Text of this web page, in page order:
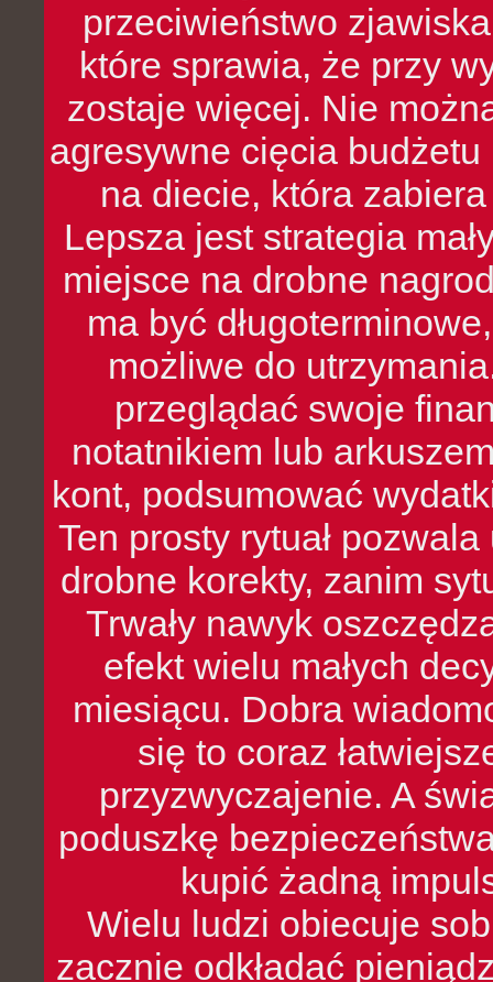
przeciwieństwo
które sprawia, że przy
zostaje więcej. Nie
agresywne cięcia
na diecie, która
Lepsza jest strategia
miejsce na drobne
ma być
możliwe do
przeglądać swoje
notatnikiem lub
kont, podsumować
Ten prosty rytuał
drobne korekty, zanim
Trwały nawyk
efekt wielu małych
miesiącu. Dobra
się to coraz
przyzwyczajenie. A
poduszkę
kupić żadną
Wielu ludzi obiecuje
zacznie odkładać